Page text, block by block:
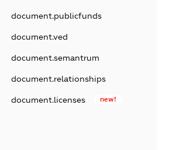
document.publicfunds
document.ved
document.semantrum
document.relationships
document.licenses new!